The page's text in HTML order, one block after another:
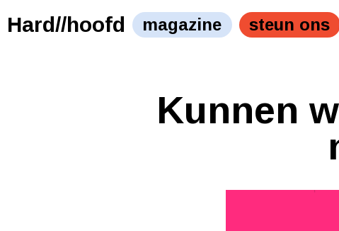
Hard//hoofd magazine steun ons
Kunnen